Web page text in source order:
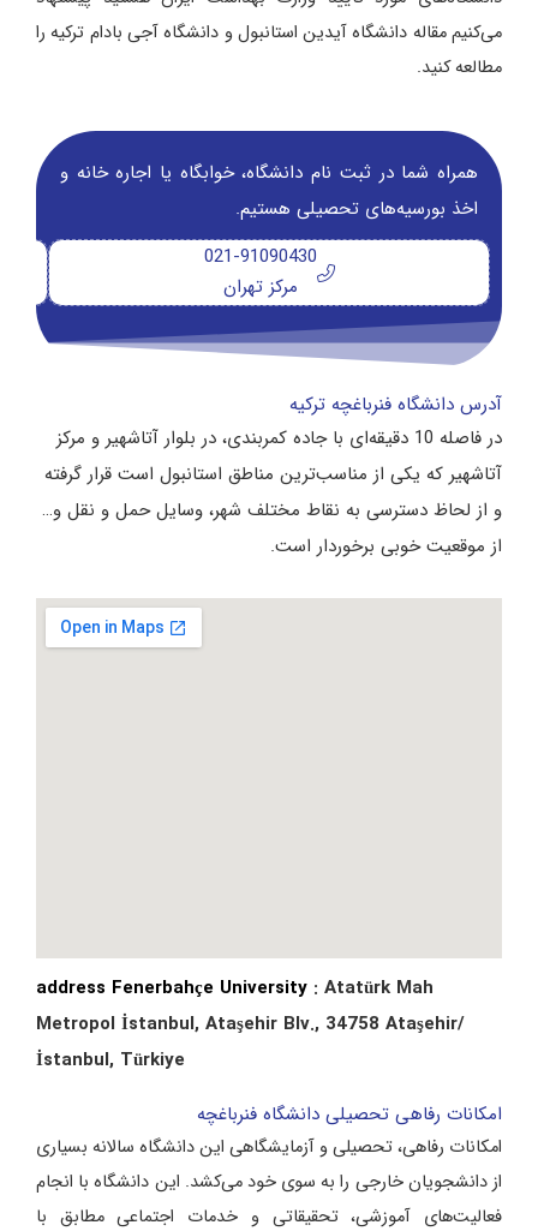
می‌کنیم مقاله دانشگاه آیدین استانبول و دانشگاه آجی بادام ترکیه را
مطالعه کنید.
همراه شما در ثبت نام دانشگاه‌، خوابگاه یا اجاره خانه و
اخذ بورسیه‌های تحصیلی هستیم.
021-91090430
مرکز تهران
آدرس دانشگاه فنرباغچه ترکیه
در فاصله 10 دقیقه‌ای با جاده کمربندی، در بلوار آتاشهیر و مرکز
آتاشهیر که یکی از مناسب‌ترین مناطق استانبول است قرار گرفته
و از لحاظ دسترسی به نقاط مختلف شهر، وسایل حمل و نقل و…
از موقعیت خوبی برخوردار است.
address Fenerbahçe University : Atatürk Mah
Metropol İstanbul, Ataşehir Blv., 34758 Ataşehir/
İstanbul, Türkiye
امکانات رفاهی تحصیلی دانشگاه فنرباغچه
امکانات رفاهی، تحصیلی و آزمایشگاهی این دانشگاه سالانه بسیاری
از دانشجویان خارجی را به سوی خود می‌کشد. این دانشگاه با انجام
فعالیت‌های آموزشی، تحقیقاتی و خدمات اجتماعی مطابق با